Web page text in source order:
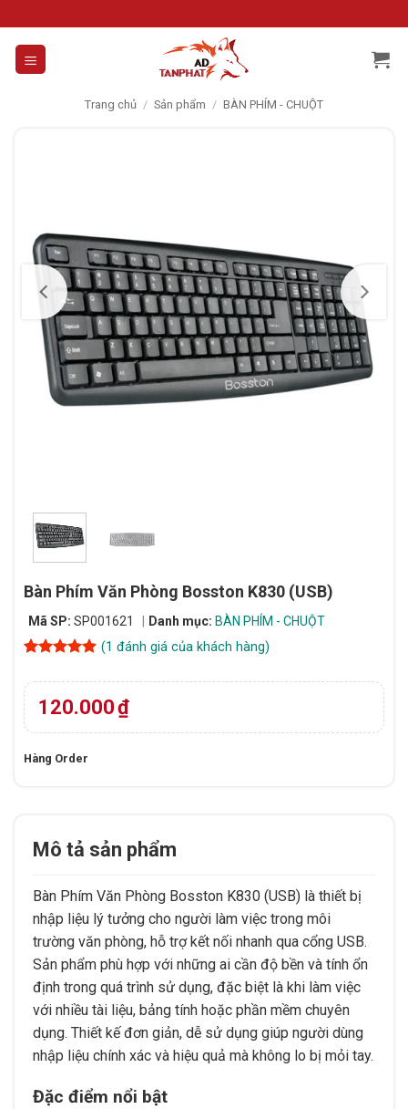
to
content
Trang chủ / Sản phẩm / BÀN PHÍM - CHUỘT
Bàn Phím Văn Phòng Bosston K830 (USB)
Mã SP: SP001621 Danh mục: BÀN PHÍM - CHUỘT
dựa trên
đánh giá
(1 đánh giá của khách hàng)
120.000₫
Hàng Order
Mô tả sản phẩm
Bàn Phím Văn Phòng Bosston K830 (USB) là thiết bị
nhập liệu lý tưởng cho người làm việc trong môi
trường văn phòng, hỗ trợ kết nối nhanh qua cổng USB.
Sản phẩm phù hợp với những ai cần độ bền và tính ổn
định trong quá trình sử dụng, đặc biệt là khi làm việc
với nhiều tài liệu, bảng tính hoặc phần mềm chuyên
dụng. Thiết kế đơn giản, dễ sử dụng giúp người dùng
nhập liệu chính xác và hiệu quả mà không lo bị mỏi tay.
Đặc điểm nổi bật